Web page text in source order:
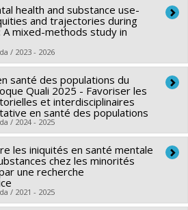
Ferlatte
Frohlich,Marie-Pierre Sylvestre
Fonds de recherche du Québec -
(AC) Actions concertées -
health and substance use-
and trajectories during
A mixed-methods study in
/ 2023 - 2026
Knight
Ferlatte,Karine Bertrand,Danya
,Travis Salway,Maxime
,Marie Jauffret-Roustide,Skye
, Natasha Parent,Pierre-Julien
de recherche en santé du
santé des populations du
Quali 2025 - Favoriser les
et interdisciplinaires
en santé des populations
/ 2024 - 2025
Gagnon
Ferlatte
de recherche du Québec -
les iniquités en santé mentale
chez les minorités
une recherche
/ 2021 - 2025